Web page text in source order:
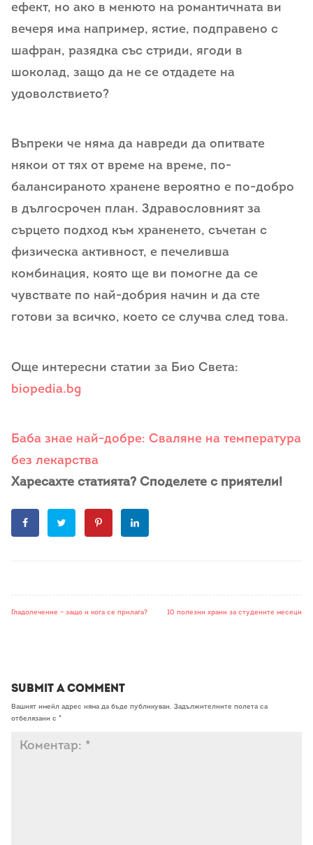
ефект, но ако в менюто на романтичната ви
вечеря има например, ястие, подправено с
шафран, разядка със стриди, ягоди в
шоколад, защо да не се отдадете на
удоволствието?
Въпреки че няма да навреди да опитвате
някои от тях от време на време, по-
балансираното хранене вероятно е по-добро
в дългосрочен план. Здравословният за
сърцето подход към храненето, съчетан с
физическа активност, е печеливша
комбинация, която ще ви помогне да се
чувствате по най-добрия начин и да сте
готови за всичко, което се случва след това.
Още интересни статии за Био Света:
biopedia.bg
Баба знае най-добре: Сваляне на температура
без лекарства
Харесахте статията? Споделете с приятели!
Гладолечение – защо и кога се прилага? 10 полезни храни за студените месеци
Submit a Comment
Вашият имейл адрес няма да бъде публикуван. Задължителните полета са
отбелязани с *